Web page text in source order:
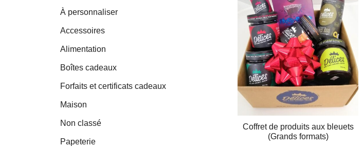
Coffret de produits aux bleuets
(Grands formats)
À personnaliser
Accessoires
Alimentation
Boîtes cadeaux
Forfaits et certificats cadeaux
Maison
Non classé
Papeterie